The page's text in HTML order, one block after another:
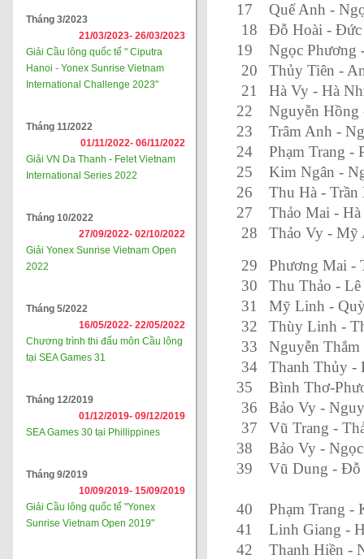
Tháng 3/2023
21/03/2023- 26/03/2023
Giải Cầu lông quốc tế " Ciputra
Hanoi - Yonex Sunrise Vietnam
International Challenge 2023"
Tháng 11/2022
01/11/2022- 06/11/2022
Giải VN Da Thanh - Felet Vietnam
International Series 2022
Tháng 10/2022
27/09/2022- 02/10/2022
Giải Yonex Sunrise Vietnam Open
2022
Tháng 5/2022
16/05/2022- 22/05/2022
Chương trình thi đấu môn Cầu lông
tại SEA Games 31
Tháng 12/2019
01/12/2019- 09/12/2019
SEA Games 30 tại Phillippines
Tháng 9/2019
10/09/2019- 15/09/2019
Giải Cầu lông quốc tế "Yonex
Sunrise Vietnam Open 2019"
17
Quế Anh -
18
Đỗ Hoài - Đức
19
Ngọc Phương
20
Thủy Tiên -
21
Hà Vy - Hà
22
Nguyễn
23
Trâm Anh -
24
Phạm Trang -
25
Kim Ngân -
26
Thu Hà - Trần
27
Thảo Mai -
28
Thảo Vy - Mỹ
29
Phương Mai -
30
Thu Thảo - Lê
31
Mỹ Linh -
32
Thùy Linh -
33
Nguyễn
34
Thanh Thủy -
35
Bình Thơ-
36
Bảo Vy -
37
Vũ Trang -
38
Bảo Vy -
39
Vũ Dung - Đỗ
40
Phạm Trang -
41
Linh Giang -
42
Thanh Hiền -